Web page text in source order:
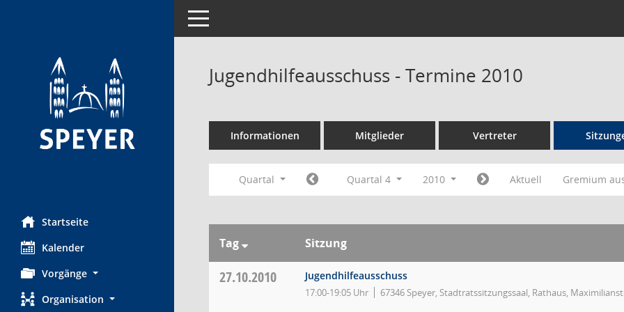
Startseite
Kalender
Vorgänge
Organisation
Toggle navigation
Jugendhilfeausschuss - Termine 2010
Informationen Mitglieder Vertreter
Quartal Quartal 4 2010 Aktuell Gremium
Tag Sitzung
27.10.2010 Jugendhilfeausschuss
17:00-19:05 Uhr 67346 Speyer, Stadtratssitzungssaal, Rathaus,